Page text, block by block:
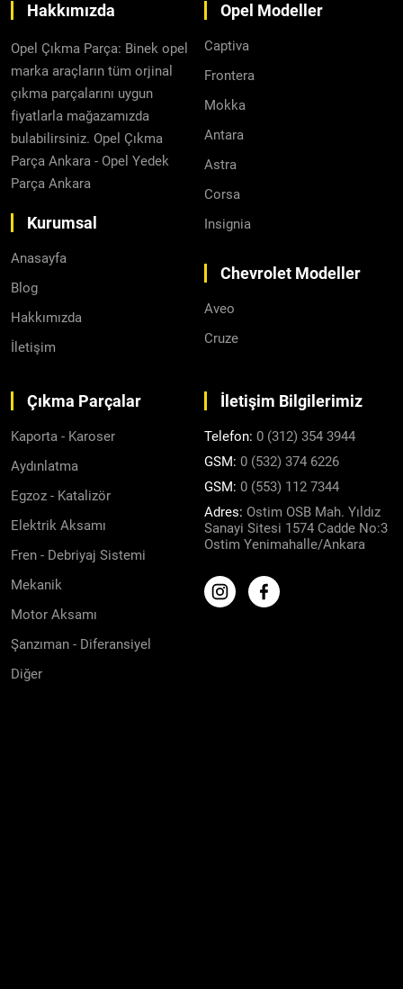
Hakkımızda
Opel Çıkma Parça: Binek opel
marka araçların tüm orjinal
çıkma parçalarını uygun
fiyatlarla mağazamızda
bulabilirsiniz. Opel Çıkma
Parça Ankara - Opel Yedek
Parça Ankara
Kurumsal
Anasayfa
Blog
Hakkımızda
İletişim
Opel Modeller
Captiva
Frontera
Mokka
Antara
Astra
Corsa
Insignia
Chevrolet Modeller
Aveo
Cruze
Çıkma Parçalar
Kaporta - Karoser
Aydınlatma
Egzoz - Katalizör
Elektrik Aksamı
Fren - Debriyaj Sistemi
Mekanik
Motor Aksamı
Şanzıman - Diferansiyel
Diğer
İletişim Bilgilerimiz
Telefon: 0 (312) 354 3944
GSM: 0 (532) 374 6226
GSM: 0 (553) 112 7344
Adres: Ostim OSB Mah. Yıldız
Sanayi Sitesi 1574 Cadde No:3
Ostim Yenimahalle/Ankara